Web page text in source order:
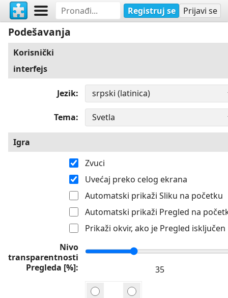
Registruj se Prijavi se
Podešavanja
Korisnički
interfejs
Jezik
Tema
Igra
Zvuci
Uvećaj preko celog ekrana
Automatski prikaži Sliku na početku
Automatski prikaži Pregled na
Prikaži okvir, ako je Pregled isključen
Nivo
transparentnosti
Pregleda [%]